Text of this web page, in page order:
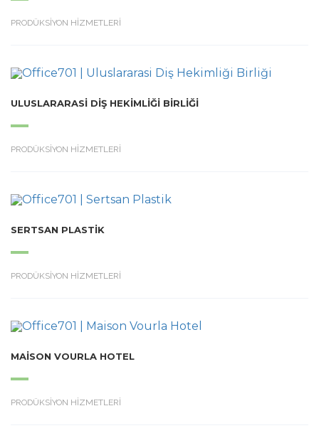
PRODÜKSİYON HİZMETLERİ
ULUSLARARASI DIŞ HEKIMLIĞI BIRLIĞI
PRODÜKSİYON HİZMETLERİ
SERTSAN PLASTIK
PRODÜKSİYON HİZMETLERİ
MAISON VOURLA HOTEL
PRODÜKSİYON HİZMETLERİ